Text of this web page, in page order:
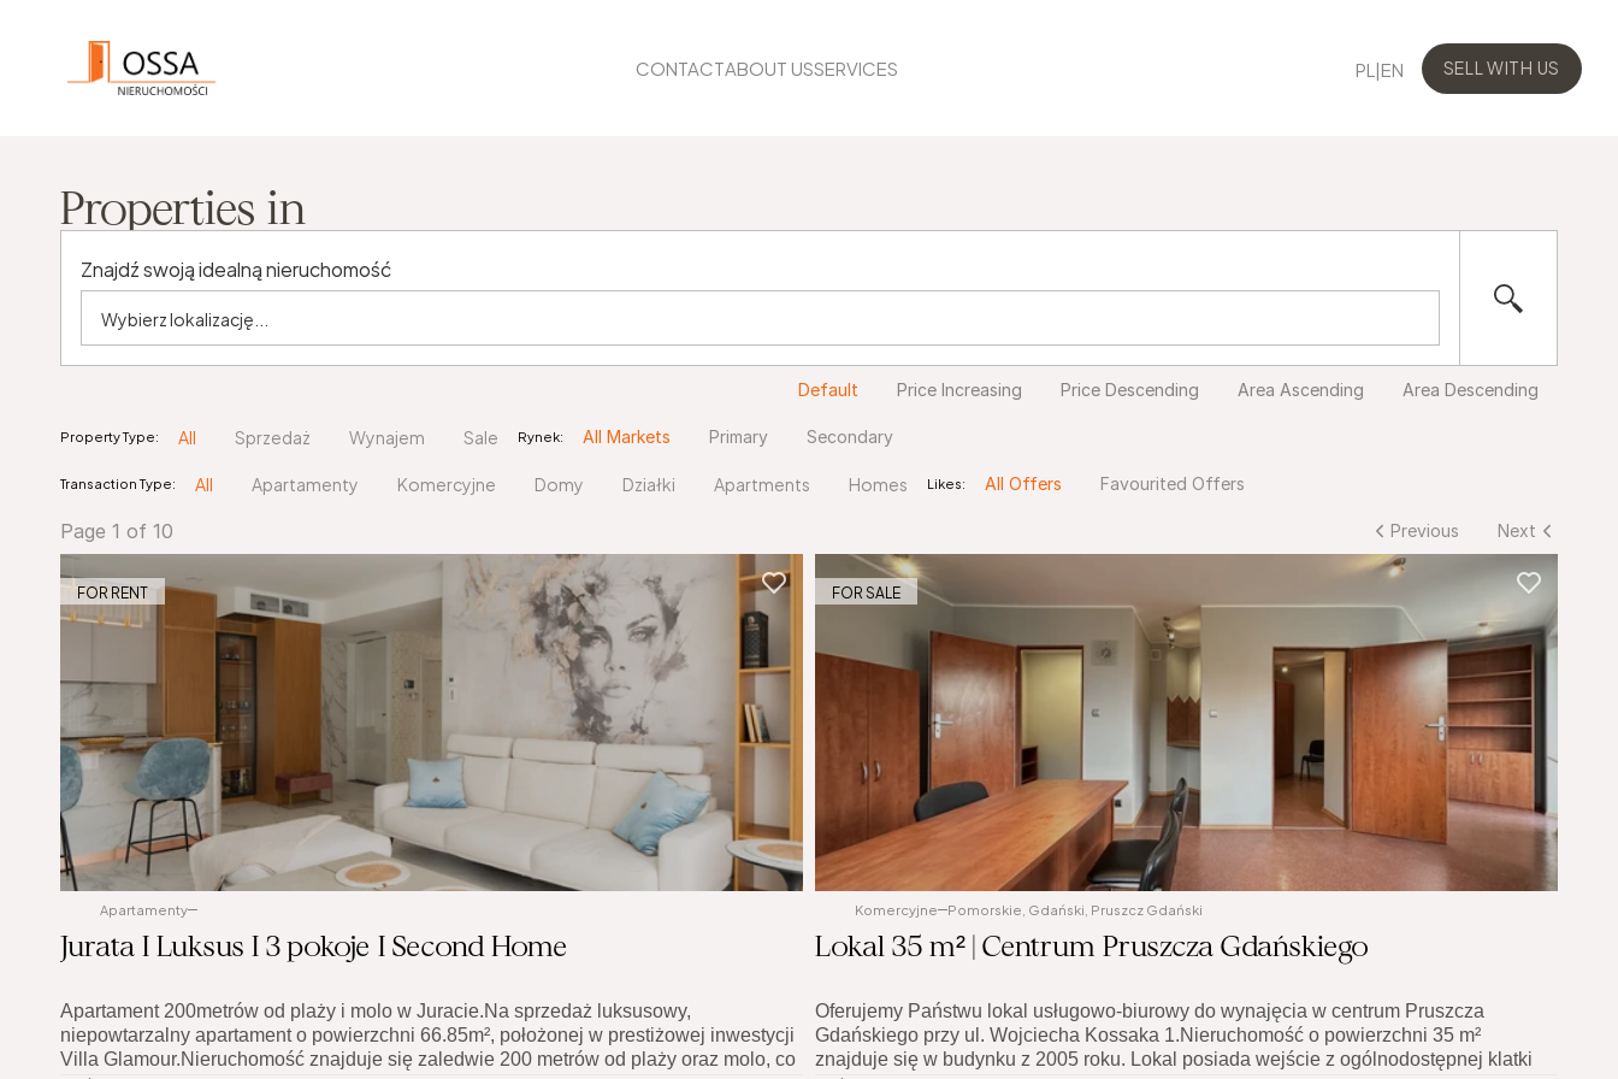
CONTACTABOUT USSERVICES PL |EN SELL WITH US
Properties in
Znajdź swoją idealną nieruchomość
Default Price Increasing Price Descending Area Ascending Area Descending
Property Type: All Sprzedaż Wynajem Sale Rynek: All Markets Primary Secondary
Transaction Type: All Apartamenty Komercyjne Domy Działki Apartments Homes Likes: All Offers Favourited Offers
Page 1 of 10 Previous Next
FOR RENT
Apartamenty
Jurata I Luksus I 3 pokoje I Second Home
Apartament 200metrów od plaży i molo w Juracie.Na sprzedaż luksusowy,
niepowtarzalny apartament o powierzchni 66.85m², położonej w prestiżowej inwestycji
Villa Glamour.Nieruchomość znajduje się zaledwie 200 metrów od plaży oraz molo, co
FOR SALE
Komercyjne Pomorskie, Gdański, Pruszcz Gdański
Lokal 35 m² | Centrum Pruszcza Gdańskiego
Oferujemy Państwu lokal usługowo-biurowy do wynajęcia w centrum Pruszcza
Gdańskiego przy ul. Wojciecha Kossaka 1.Nieruchomość o powierzchni 35 m²
znajduje się w budynku z 2005 roku. Lokal posiada wejście z ogólnodostępnej klatki